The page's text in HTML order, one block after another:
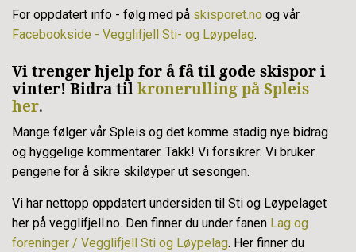
For oppdatert info - følg med på skisporet.no og vår
Facebookside - Vegglifjell Sti- og Løypelag.
Vi trenger hjelp for å få til gode skispor i
vinter! Bidra tilkronerulling på Spleis
her.
Mange følger vår Spleis og det komme stadig nye bidrag
og hyggelige kommentarer. Takk! Vi forsikrer: Vi bruker
pengene for å sikre skiløyper ut sesongen.
Vi har nettopp oppdatert undersiden til Sti og Løypelaget
her på vegglifjell.no. Den finner du under fanen Lag og
foreninger / Vegglifjell Sti og Løypelag. Her finner du